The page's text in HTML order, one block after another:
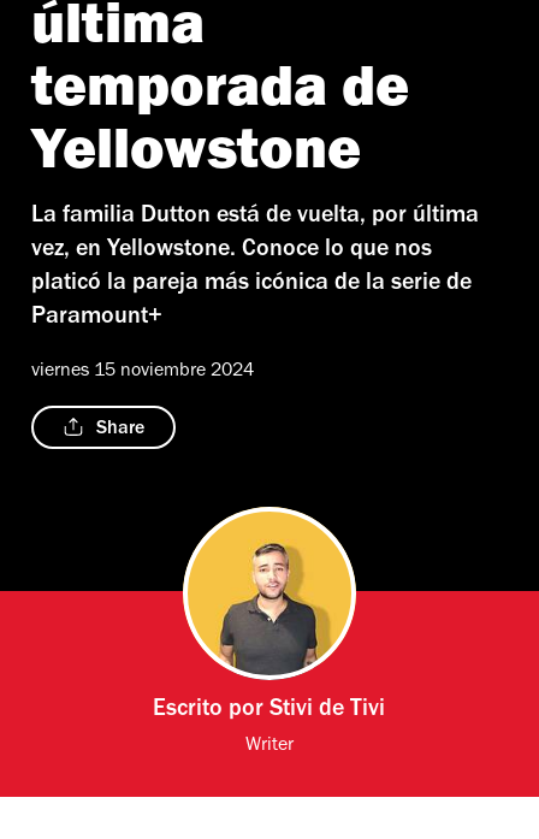
última
temporada de
Yellowstone
La familia Dutton está de vuelta, por última
vez, en Yellowstone. Conoce lo que nos
platicó la pareja más icónica de la serie de
Paramount+
viernes 15 noviembre 2024
Share
Escrito porStivi de Tivi
Writer